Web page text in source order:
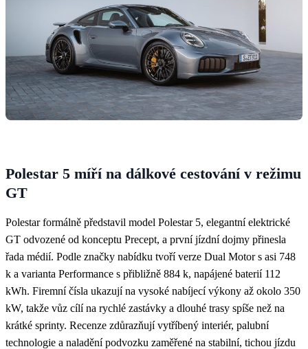
Polestar 5 míří na dálkové cestování v režimu
GT
Polestar formálně představil model Polestar 5, elegantní elektrické
GT odvozené od konceptu Precept, a první jízdní dojmy přinesla
řada médií. Podle značky nabídku tvoří verze Dual Motor s asi 748
k a varianta Performance s přibližně 884 k, napájené baterií 112
kWh. Firemní čísla ukazují na vysoké nabíjecí výkony až okolo 350
kW, takže vůz cílí na rychlé zastávky a dlouhé trasy spíše než na
krátké sprinty. Recenze zdůrazňují vytříbený interiér, palubní
technologie a naladění podvozku zaměřené na stabilní, tichou jízdu